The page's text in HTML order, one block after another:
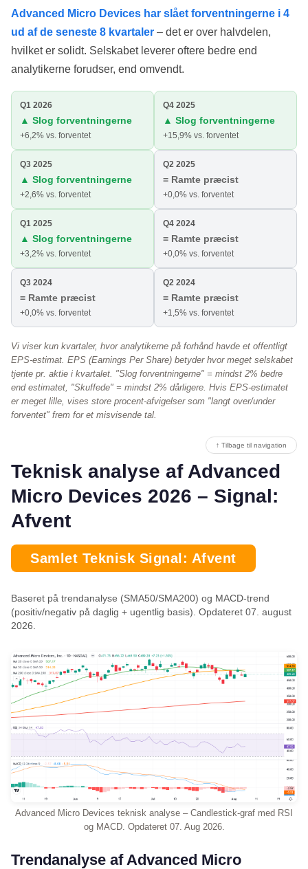
Advanced Micro Devices har slået forventningerne i 4
ud af de seneste 8 kvartaler – det er over halvdelen,
hvilket er solidt. Selskabet leverer oftere bedre end
analytikerne forudser, end omvendt.
Q1 2026
▲ Slog forventningerne
+6,2% vs. forventet
Q4 2025
▲ Slog forventningerne
+15,9% vs. forventet
Q3 2025
▲ Slog forventningerne
+2,6% vs. forventet
Q2 2025
= Ramte præcist
+0,0% vs. forventet
Q1 2025
▲ Slog forventningerne
+3,2% vs. forventet
Q4 2024
= Ramte præcist
+0,0% vs. forventet
Q3 2024
= Ramte præcist
+0,0% vs. forventet
Q2 2024
= Ramte præcist
+1,5% vs. forventet
Vi viser kun kvartaler, hvor analytikerne på forhånd havde et offentligt
EPS-estimat. EPS (Earnings Per Share) betyder hvor meget selskabet
tjente pr. aktie i kvartalet. "Slog forventningerne" = mindst 2% bedre
end estimatet, "Skuffede" = mindst 2% dårligere. Hvis EPS-estimatet
er meget lille, vises store procent-afvigelser som "langt over/under
forventet" frem for et misvisende tal.
↑ Tilbage til navigation
Teknisk analyse af Advanced
Micro Devices 2026 – Signal:
Afvent
Samlet Teknisk Signal: Afvent
Baseret på trendanalyse (SMA50/SMA200) og MACD-trend
(positiv/negativ på daglig + ugentlig basis). Opdateret 07. august
2026.
Advanced Micro Devices teknisk analyse – Candlestick-graf med RSI
og MACD. Opdateret 07. Aug 2026.
Trendanalyse af Advanced Micro